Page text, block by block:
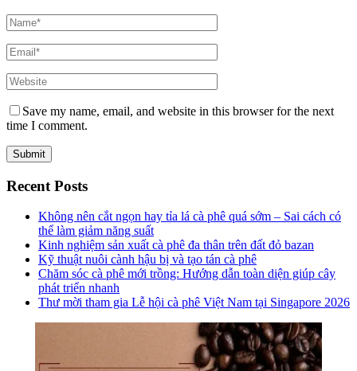
Save my name, email, and website in this browser for the next
time I comment.
Recent Posts
Không nên cắt ngọn hay tỉa lá cà phê quá sớm – Sai cách có
thể làm giảm năng suất
Kinh nghiệm sản xuất cà phê đa thân trên đất đỏ bazan
Kỹ thuật nuôi cành hậu bị và tạo tán cà phê
Chăm sóc cà phê mới trồng: Hướng dẫn toàn diện giúp cây
phát triển nhanh
Thư mời tham gia Lễ hội cà phê Việt Nam tại Singapore 2026